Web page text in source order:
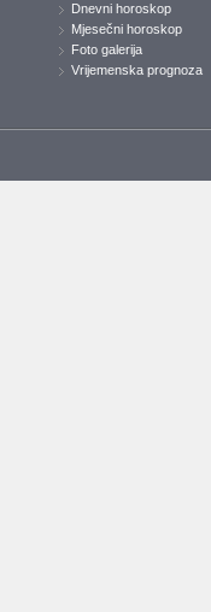
Dnevni horoskop
Mjesečni horoskop
Foto galerija
Vrijemenska prognoza